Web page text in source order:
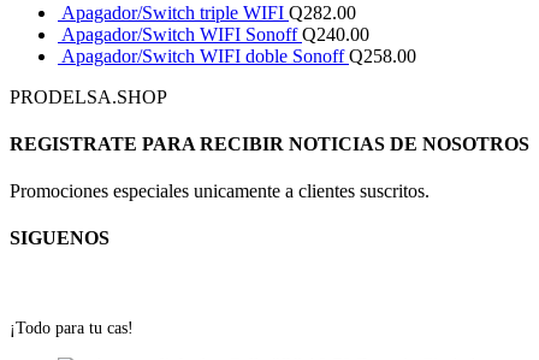
Apagador/Switch triple WIFI Q282.00
Apagador/Switch WIFI SonoffQ240.00
Apagador/Switch WIFI doble SonoffQ258.00
PRODELSA.SHOP
REGISTRATE PARA RECIBIR NOTICIAS DE NOSOTROS
Promociones especiales unicamente a clientes suscritos.
SIGUENOS
¡Todo para tu cas!